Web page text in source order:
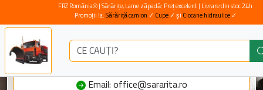
Email: office@sararita.ro
FRZ România® | Sărărițe, Lame zăpadă: Preț excelent | Livrare din stoc 24h
Promoții la: Sărăriță camion ✓ Cupe ✓ și Ciocane hidraulice✓